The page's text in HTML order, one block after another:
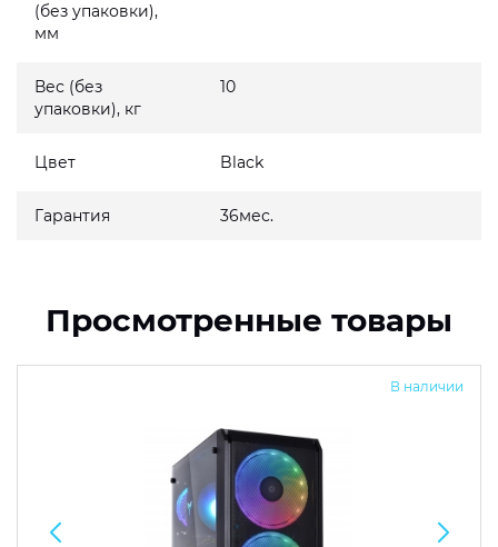
(без упаковки),
мм
Вес (без
упаковки), кг
10
Цвет Black
Гарантия 36мес.
Просмотренные товары
В наличии